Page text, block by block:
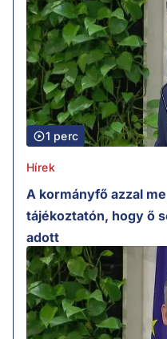
1 perc
Hírek
A kormányfő azzal
tájékoztatón, hogy ő
adott